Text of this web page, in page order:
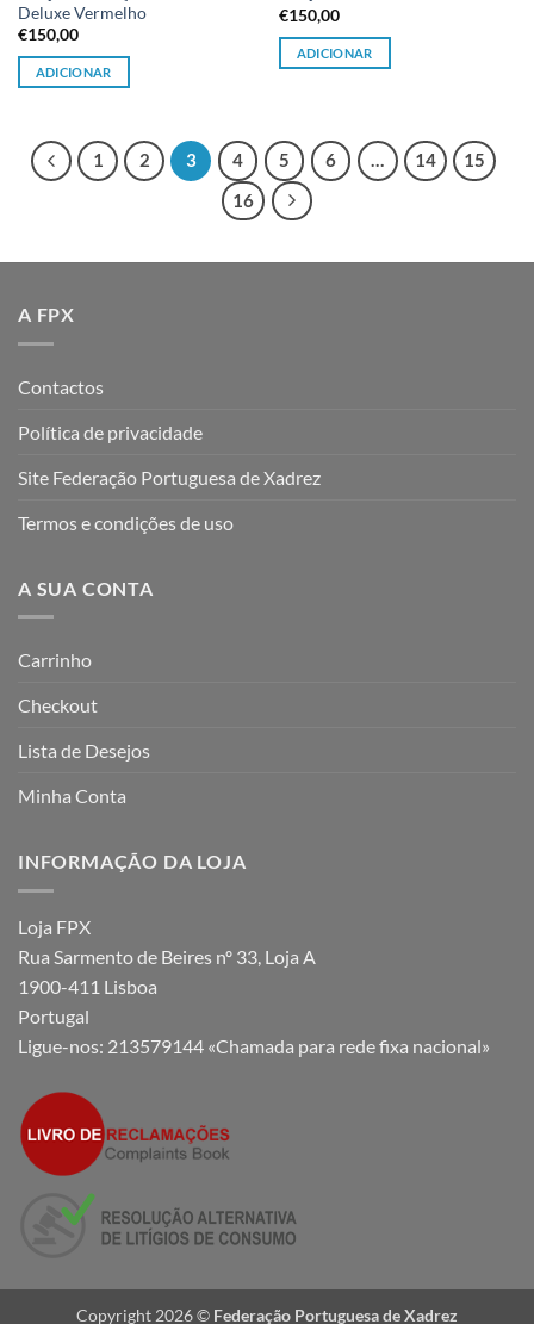
Deluxe Vermelho
€150,00
ADICIONAR
€150,00
ADICIONAR
1 2 3 4 5 6 … 14
15
16
A FPX
Contactos
Política de privacidade
Site Federação Portuguesa de Xadrez
Termos e condições de uso
A SUA CONTA
Carrinho
Checkout
Lista de Desejos
Minha Conta
INFORMAÇÃO DA LOJA
Loja FPX
Rua Sarmento de Beires nº 33, Loja A
1900-411 Lisboa
Portugal
Ligue-nos: 213579144 «Chamada para rede fixa nacional»
Copyright 2026 © Federação Portuguesa de Xadrez